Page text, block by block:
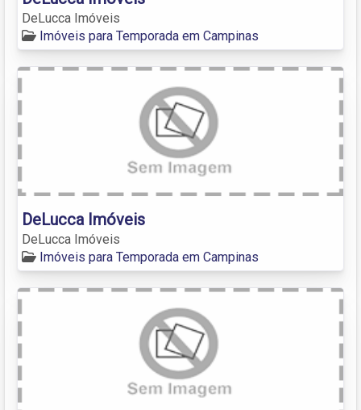
DeLucca Imóveis
Imóveis para Temporada em Campinas
DeLucca Imóveis
DeLucca Imóveis
Imóveis para Temporada em Campinas